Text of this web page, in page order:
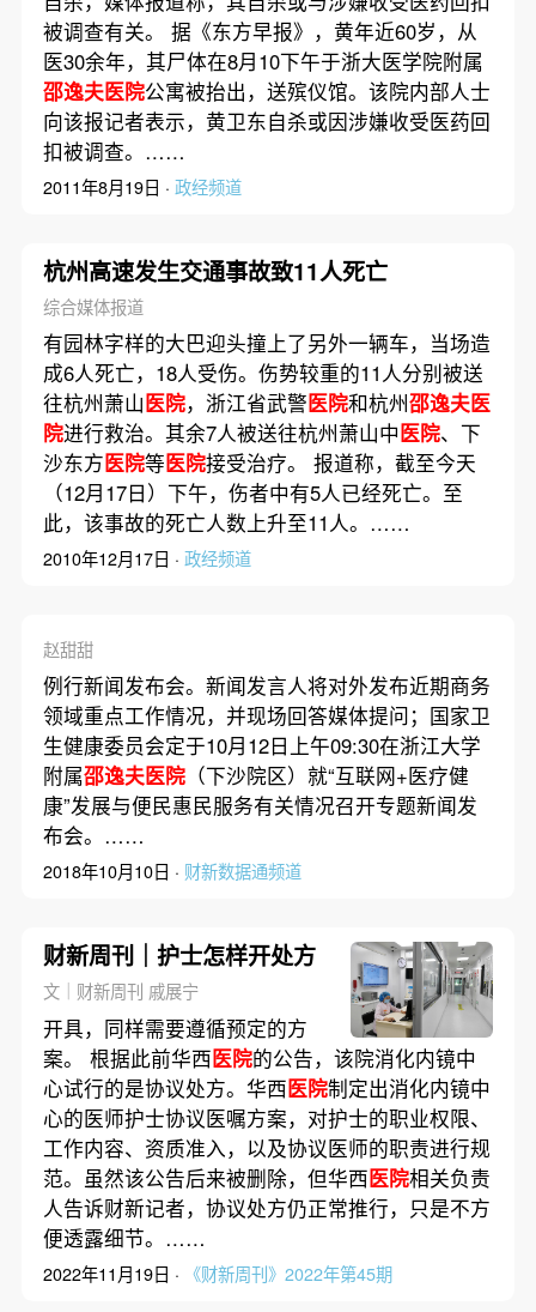
被调查有关。 据《东方早报》，黄年近60岁，从
医30余年，其尸体在8月10下午于浙大医学院附属
邵逸夫医院公寓被抬出，送殡仪馆。该院内部人士
向该报记者表示，黄卫东自杀或因涉嫌收受医药回
扣被调查。……
2011年8月19日 · 政经频道
杭州高速发生交通事故致11人死亡
综合媒体报道
有园林字样的大巴迎头撞上了另外一辆车，当场造
成6人死亡，18人受伤。伤势较重的11人分别被送
往杭州萧山医院，浙江省武警医院和杭州邵逸夫医
院进行救治。其余7人被送往杭州萧山中医院、下
沙东方医院等医院接受治疗。 报道称，截至今天
（12月17日）下午，伤者中有5人已经死亡。至
此，该事故的死亡人数上升至11人。……
2010年12月17日 · 政经频道
赵甜甜
例行新闻发布会。新闻发言人将对外发布近期商务
领域重点工作情况，并现场回答媒体提问；国家卫
生健康委员会定于10月12日上午09:30在浙江大学
附属邵逸夫医院（下沙院区）就“互联网+医疗健
康”发展与便民惠民服务有关情况召开专题新闻发
布会。……
2018年10月10日 · 财新数据通频道
财新周刊｜护士怎样开处方
文｜财新周刊 戚展宁
开具，同样需要遵循预定的方
案。 根据此前华西医院的公告，该院消化内镜中
心试行的是协议处方。华西医院制定出消化内镜中
心的医师护士协议医嘱方案，对护士的职业权限、
工作内容、资质准入，以及协议医师的职责进行规
范。虽然该公告后来被删除，但华西医院相关负责
人告诉财新记者，协议处方仍正常推行，只是不方
便透露细节。……
2022年11月19日 · 《财新周刊》2022年第45期